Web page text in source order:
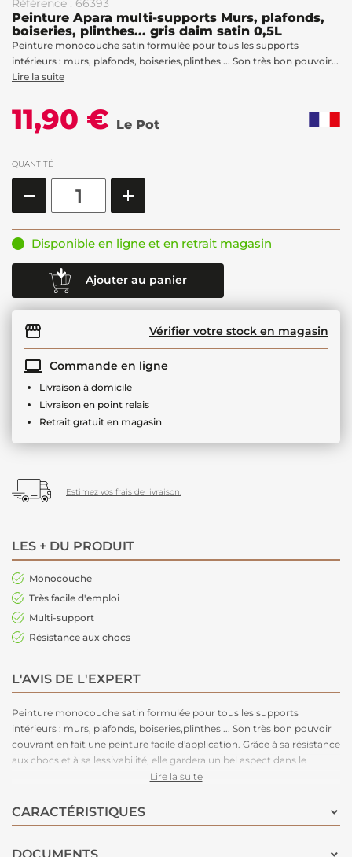
Référence : 66393
Peinture Apara multi-supports Murs, plafonds,
boiseries, plinthes... gris daim satin 0,5L
Peinture monocouche satin formulée pour tous les supports
intérieurs : murs, plafonds, boiseries,plinthes ... Son très bon pouvoir...
Lire la suite
11,90 € Le Pot
QUANTITÉ
Disponible en ligne et en retrait magasin
Ajouter au panier
Vérifier votre stock en magasin
Commande en ligne
Livraison à domicile
Livraison en point relais
Retrait gratuit en magasin
Estimez vos frais de livraison.
LES + DU PRODUIT
Monocouche
Très facile d'emploi
Multi-support
Résistance aux chocs
L'AVIS DE L'EXPERT
Peinture monocouche satin formulée pour tous les supports
intérieurs : murs, plafonds, boiseries,plinthes ... Son très bon pouvoir
couvrant en fait une peinture facile d'application. Grâce à sa résistance
aux chocs et à sa lessivabilité, elle gardera un bel aspect dans le
temps. Disponible en 54 teintes pour un large choix de déco.
Lire la suite
CARACTÉRISTIQUES